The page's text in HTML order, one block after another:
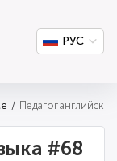
РУС
#68